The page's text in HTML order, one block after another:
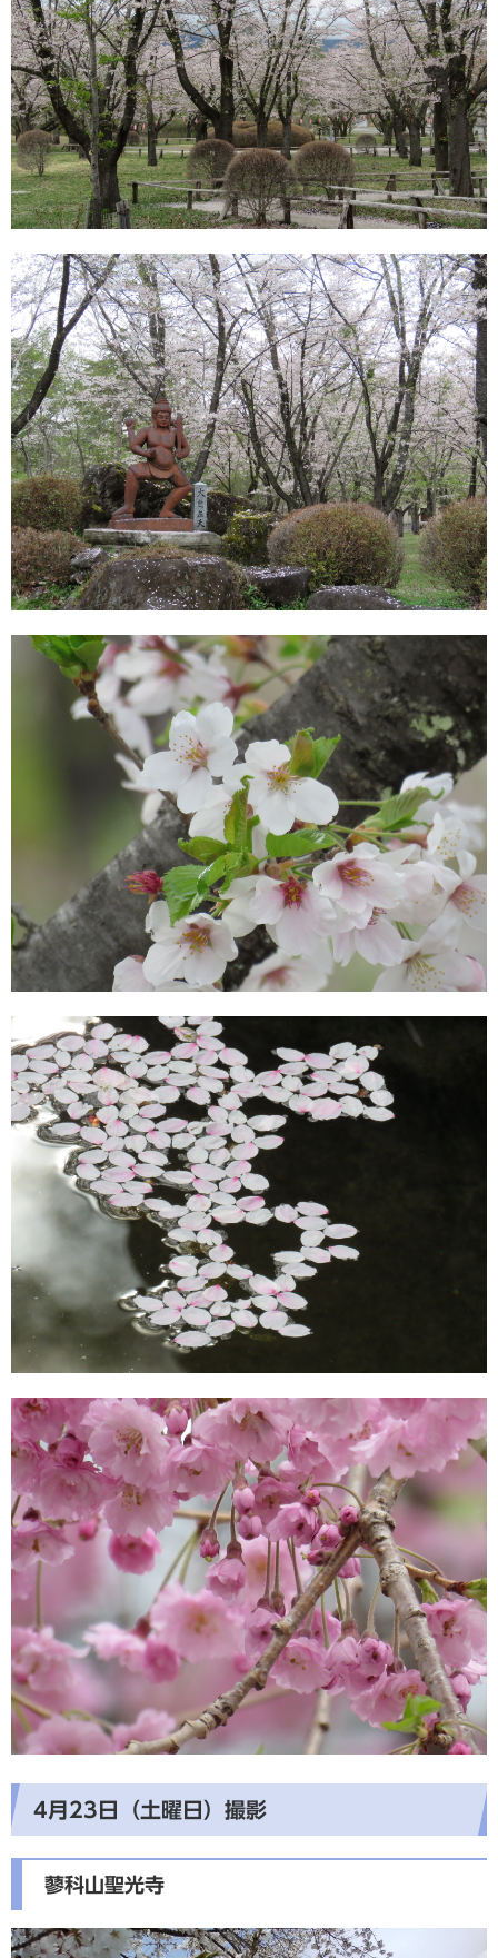
4月23日（土曜日）撮影
蓼科山聖光寺